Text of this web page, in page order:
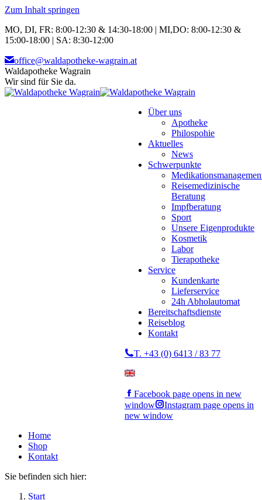
Zum Inhalt springen
MO, DI, FR: 8:00-12:30 & 14:30-18:00 | MI,DO: 8:00-12:30 &
15:00-18:00 | SA: 8:30-12:00
office@waldapotheke-wagrain.at
Waldapotheke Wagrain
Wir sind für Sie da.
Über uns
Apotheke
Philospohie
Aktuelles
News
Schwerpunkte
Reisemedizinische
Beratung
Impfberatung
Sport
Unsere Eigenprodukte
Kosmetik
Labor
Tierapotheke
Service
Kundenkarte
Lieferservice
24h Abholautomat
Bereitschaftsdienste
Reiseblog
Kontakt
T. +43 (0) 6413 / 83 77
Facebook page opens in new
window
Instagram page opens in
new window
Home
Shop
Kontakt
Sie befinden sich hier:
Start